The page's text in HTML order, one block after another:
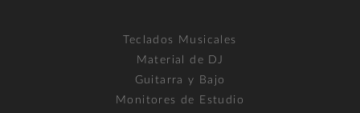
Teclados Musicales
Material de DJ
Guitarra y Bajo
Monitores de Estudio